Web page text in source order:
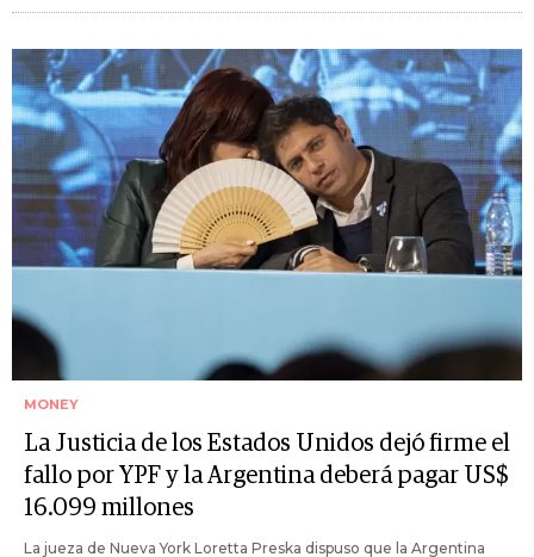
MONEY
La Justicia de los Estados Unidos dejó firme el
fallo por YPF y la Argentina deberá pagar US$
16.099 millones
La jueza de Nueva York Loretta Preska dispuso que la Argentina